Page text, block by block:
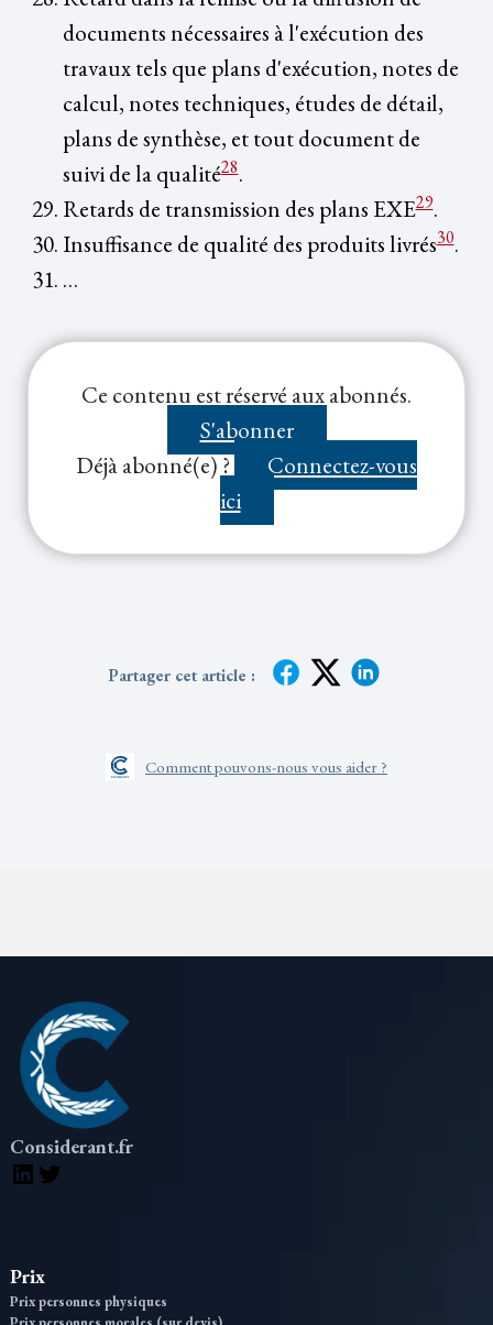
documents nécessaires à l'exécution des
travaux tels que plans d'exécution, notes de
calcul, notes techniques, études de détail,
plans de synthèse, et tout document de
suivi de la qualité28.
Retards de transmission des plans EXE29.
Insuffisance de qualité des produits livrés30.
…
Notes de bas de page :
Ce contenu est réservé aux abonnés.
S'abonner
Déjà abonné(e) ?
Connectez-vous
ici
Partager cet article :
Comment pouvons-nous vous aider ?
Considerant.fr
LinkedIn
Twitter
Prix
Prix personnes physiques